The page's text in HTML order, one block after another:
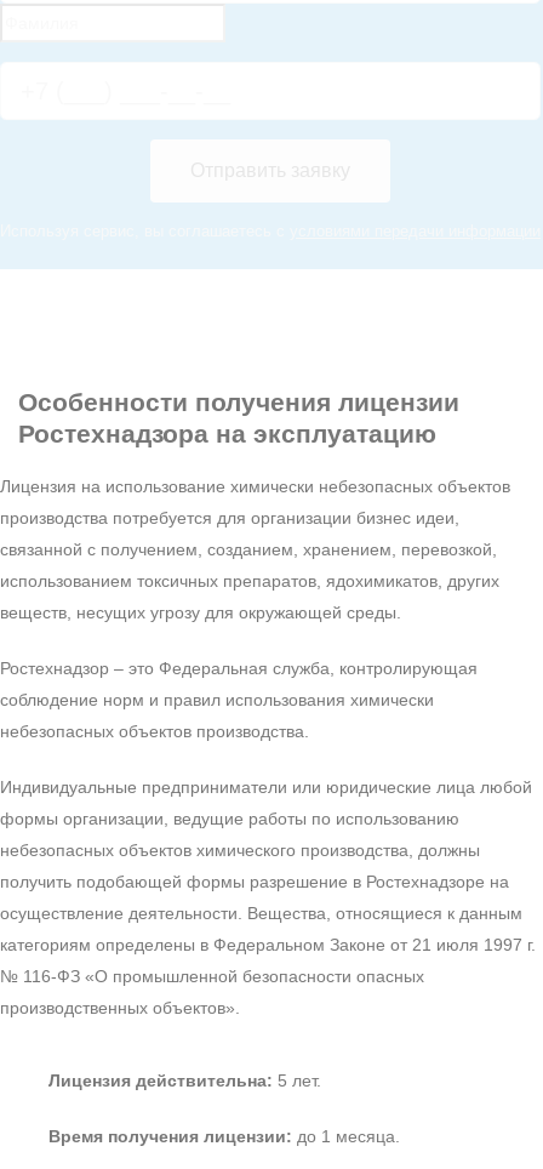
Особенности получения лицензии
Ростехнадзора на эксплуатацию
Лицензия на использование химически небезопасных объектов
производства потребуется для организации бизнес идеи,
связанной с получением, созданием, хранением, перевозкой,
использованием токсичных препаратов, ядохимикатов, других
веществ, несущих угрозу для окружающей среды.
Ростехнадзор – это Федеральная служба, контролирующая
соблюдение норм и правил использования химически
небезопасных объектов производства.
Индивидуальные предприниматели или юридические лица любой
формы организации, ведущие работы по использованию
небезопасных объектов химического производства, должны
получить подобающей формы разрешение в Ростехнадзоре на
осуществление деятельности. Вещества, относящиеся к данным
категориям определены в Федеральном Законе от 21 июля 1997 г.
№ 116-ФЗ «О промышленной безопасности опасных
производственных объектов».
Лицензия действительна: 5 лет.
Время получения лицензии: до 1 месяца.